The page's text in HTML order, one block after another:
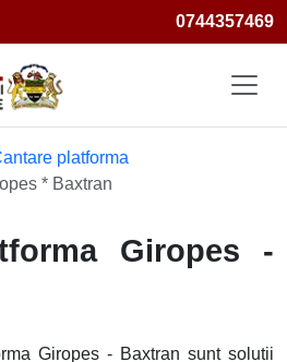
0744357469
platforma
* Baxtran
Giropes -
Giropes - Baxtran sunt solutii